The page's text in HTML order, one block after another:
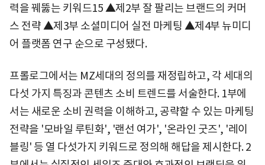
력을 꿰뚫는 키워드15 ▲제2부 잘 팔리는 브랜드의 커머
스 전략 ▲제3부 소셜미디어 실전 마케팅 ▲제4부 뉴미디
어 플랫폼 연구 순으로 구성됐다.
프롤로그에서는 MZ세대의 정의를 재정립하고, 각 세대의
다섯 가지 특징과 콘텐츠 소비 트렌드를 서술한다. 1부에
서는 새로운 소비 권력을 이해하고, 공략할 수 있는 마케팅
전략을 '모바일 루틴화', '랜선 여가', '온라인 굿즈', '레이
블링' 등 열 다섯가지 키워드로 정의해 해답을 제시한다. 2